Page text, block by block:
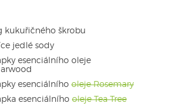
kukuřičného škrobu
jedlé sody
esenciálního oleje
esenciálního oleje Rosemary
esenciálního oleje Tea Tree